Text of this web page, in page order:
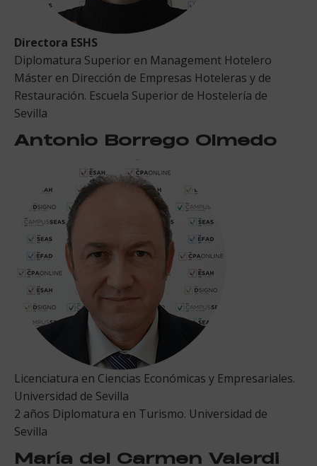
Directora ESHS
Diplomatura Superior en Management Hotelero
Máster en Dirección de Empresas Hoteleras y de
Restauración. Escuela Superior de Hostelería de
Sevilla
Antonio Borrego Olmedo
Licenciatura en Ciencias Económicas y Empresariales.
Universidad de Sevilla
2 años Diplomatura en Turismo. Universidad de
Sevilla
María del Carmen Valerdi